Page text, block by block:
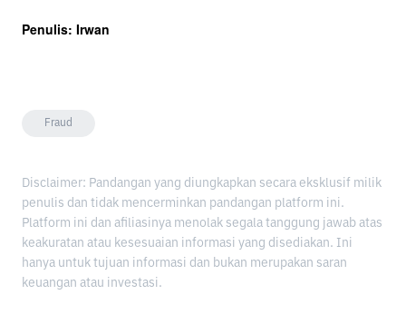
Penulis: Irwan
Fraud
Disclaimer: Pandangan yang diungkapkan secara eksklusif milik
penulis dan tidak mencerminkan pandangan platform ini.
Platform ini dan afiliasinya menolak segala tanggung jawab atas
keakuratan atau kesesuaian informasi yang disediakan. Ini
hanya untuk tujuan informasi dan bukan merupakan saran
keuangan atau investasi.